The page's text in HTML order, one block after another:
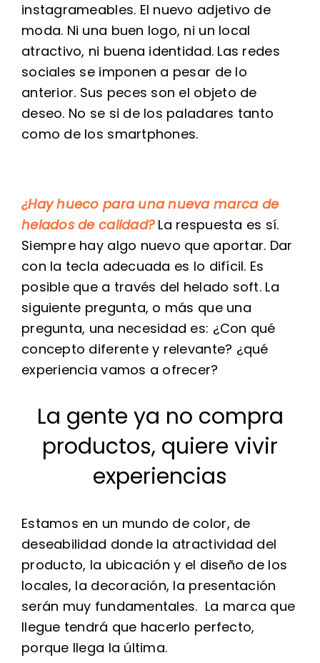
instagrameables. El nuevo adjetivo de
moda. Ni una buen logo, ni un local
atractivo, ni buena identidad. Las redes
sociales se imponen a pesar de lo
anterior. Sus peces son el objeto de
deseo. No se si de los paladares tanto
como de los smartphones.
¿Hay hueco para una nueva marca de
helados de calidad?La respuesta es sí.
Siempre hay algo nuevo que aportar. Dar
con la tecla adecuada es lo difícil. Es
posible que a través del helado soft. La
siguiente pregunta, o más que una
pregunta, una necesidad es: ¿Con qué
concepto diferente y relevante? ¿qué
experiencia vamos a ofrecer?
La gente ya no compra
productos, quiere vivir
experiencias
Estamos en un mundo de color, de
deseabilidad donde la atractividad del
producto, la ubicación y el diseño de los
locales, la decoración, la presentación
serán muy fundamentales. La marca que
llegue tendrá que hacerlo perfecto,
porque llega la última.